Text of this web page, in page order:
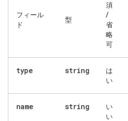
フィール
ド
型
須
/
省
略
可
type string
は
い
name string
い
い